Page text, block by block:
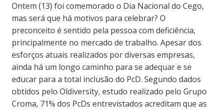
Ontem (13) foi comemorado o Dia Nacional do Cego,
mas será que há motivos para celebrar? O
preconceito é sentido pela pessoa com deficiência,
principalmente no mercado de trabalho. Apesar dos
esforços atuais realizados por diversas empresas,
ainda há um longo caminho para se adequar e se
educar para a total inclusão do PcD. Segundo dados
obtidos pelo Oldiversity, estudo realizado pelo Grupo
Croma, 71% dos PcDs entrevistados acreditam que as